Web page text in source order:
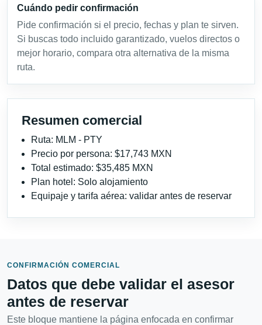
Cuándo pedir confirmación
Pide confirmación si el precio, fechas y plan te sirven.
Si buscas todo incluido garantizado, vuelos directos o
mejor horario, compara otra alternativa de la misma
ruta.
Resumen comercial
Ruta: MLM - PTY
Precio por persona: $17,743 MXN
Total estimado: $35,485 MXN
Plan hotel: Solo alojamiento
Equipaje y tarifa aérea: validar antes de reservar
CONFIRMACIÓN COMERCIAL
Datos que debe validar el asesor
antes de reservar
Este bloque mantiene la página enfocada en confirmar